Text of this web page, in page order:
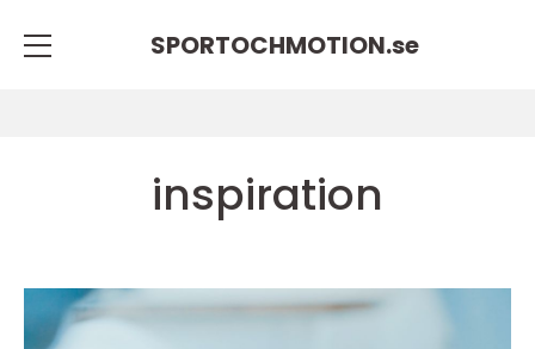
SPORTOCHMOTION.se
inspiration